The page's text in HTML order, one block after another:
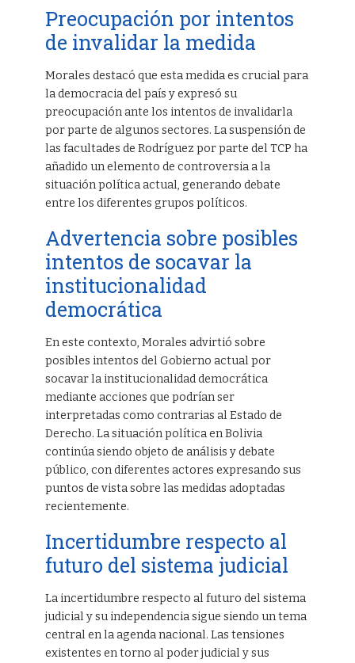
Preocupación por intentos
de invalidar la medida
Morales destacó que esta medida es crucial para
la democracia del país y expresó su
preocupación ante los intentos de invalidarla
por parte de algunos sectores. La suspensión de
las facultades de Rodríguez por parte del TCP ha
añadido un elemento de controversia a la
situación política actual, generando debate
entre los diferentes grupos políticos.
Advertencia sobre posibles
intentos de socavar la
institucionalidad
democrática
En este contexto, Morales advirtió sobre
posibles intentos del Gobierno actual por
socavar la institucionalidad democrática
mediante acciones que podrían ser
interpretadas como contrarias al Estado de
Derecho. La situación política en Bolivia
continúa siendo objeto de análisis y debate
público, con diferentes actores expresando sus
puntos de vista sobre las medidas adoptadas
recientemente.
Incertidumbre respecto al
futuro del sistema judicial
La incertidumbre respecto al futuro del sistema
judicial y su independencia sigue siendo un tema
central en la agenda nacional. Las tensiones
existentes en torno al poder judicial y sus